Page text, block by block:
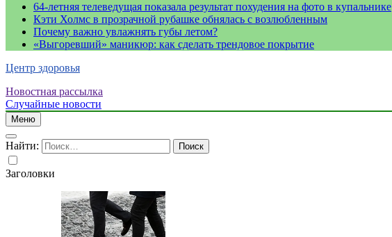
64-летняя телеведущая показала результат похудения на фото в купальнике
Кэти Холмс в прозрачной рубашке обнялась с возлюбленным
Почему важно увлажнять губы летом?
«Выгоревший» маникюр: как сделать трендовое покрытие
Центр здоровья
Новостная рассылка
Случайные новости
Меню
Найти:
Заголовки